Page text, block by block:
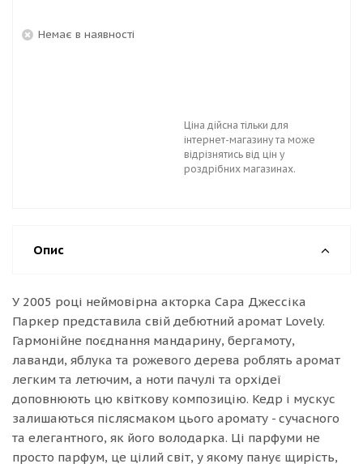
Немає в наявності
Ціна дійсна тільки для
інтернет-магазину та може
відрізнятись від цін у
роздрібних магазинах.
Опис
У 2005 році неймовірна акторка Сара Джессіка
Паркер представила свій дебютний аромат Lovely.
Гармонійне поєднання мандарину, бергамоту,
лаванди, яблука та рожевого дерева роблять аромат
легким та летючим, а ноти пачулі та орхідеї
доповнюють цю квіткову композицію. Кедр і мускус
залишаються післясмаком цього аромату - сучасного
та елегантного, як його володарка. Ці парфуми не
просто парфум, це цілий світ, у якому панує щирість,